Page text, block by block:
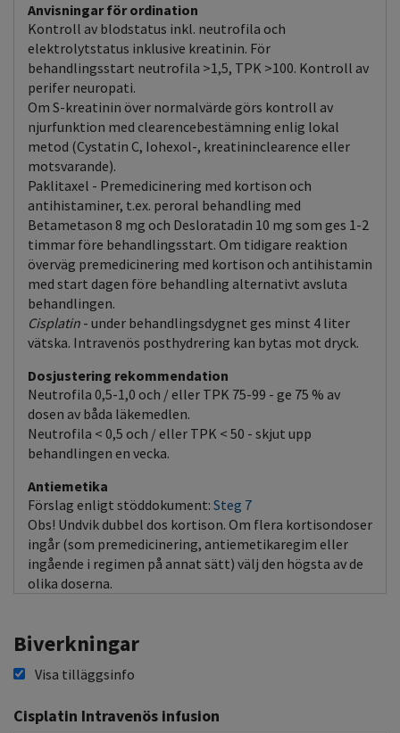
Anvisningar för ordination
Kontroll av blodstatus inkl. neutrofila och
elektrolytstatus inklusive kreatinin. För
behandlingsstart neutrofila >1,5, TPK >100. Kontroll av
perifer neuropati.
Om S-kreatinin över normalvärde görs kontroll av
njurfunktion med clearencebestämning enlig lokal
metod (Cystatin C, Iohexol-, kreatininclearence eller
motsvarande).
Paklitaxel - Premedicinering med kortison och
antihistaminer, t.ex. peroral behandling med
Betametason 8 mg och Desloratadin 10 mg som ges 1-2
timmar före behandlingsstart. Om tidigare reaktion
överväg premedicinering med kortison och antihistamin
med start dagen före behandling alternativt avsluta
behandlingen.
Cisplatin - under behandlingsdygnet ges minst 4 liter
vätska. Intravenös posthydrering kan bytas mot dryck.
Dosjustering rekommendation
Neutrofila 0,5-1,0 och / eller TPK 75-99 - ge 75 % av
dosen av båda läkemedlen.
Neutrofila < 0,5 och / eller TPK < 50 - skjut upp
behandlingen en vecka.
Antiemetika
Förslag enligt stöddokument: Steg 7
Obs! Undvik dubbel dos kortison. Om flera kortisondoser
ingår (som premedicinering, antiemetikaregim eller
ingående i regimen på annat sätt) välj den högsta av de
olika doserna.
Biverkningar
Visa tilläggsinfo
Cisplatin Intravenös infusion